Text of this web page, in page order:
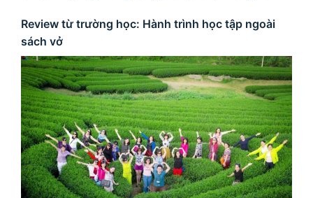
Review từ trường học: Hành trình học tập ngoài
sách vở